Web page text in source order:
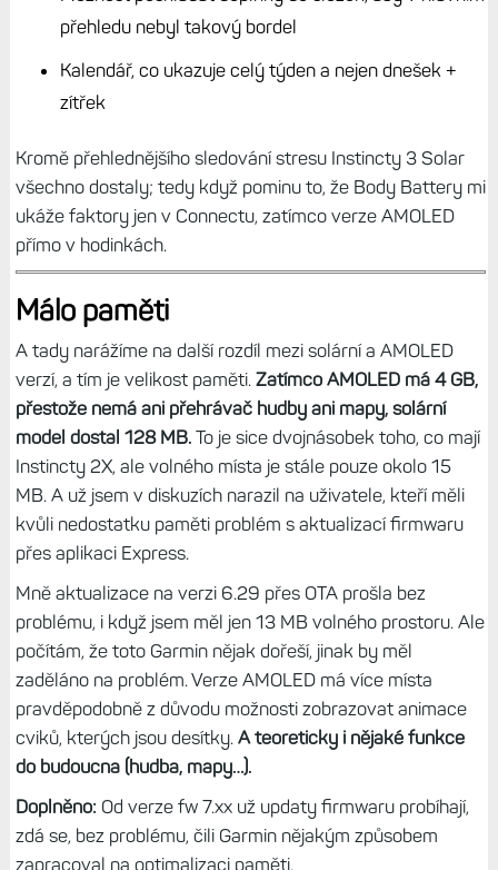
přehledu nebyl takový bordel
Kalendář, co ukazuje celý týden a nejen dnešek +
zítřek
Kromě přehlednějšího sledování stresu Instincty 3 Solar
všechno dostaly; tedy když pominu to, že Body Battery mi
ukáže faktory jen v Connectu, zatímco verze AMOLED
přímo v hodinkách.
Málo paměti
A tady narážíme na další rozdíl mezi solární a AMOLED
verzí, a tím je velikost paměti. Zatímco AMOLED má 4 GB,
přestože nemá ani přehrávač hudby ani mapy, solární
model dostal 128 MB.To je sice dvojnásobek toho, co mají
Instincty 2X, ale volného místa je stále pouze okolo 15
MB. A už jsem v diskuzích narazil na uživatele, kteří měli
kvůli nedostatku paměti problém s aktualizací firmwaru
přes aplikaci Express.
Mně aktualizace na verzi 6.29 přes OTA prošla bez
problému, i když jsem měl jen 13 MB volného prostoru. Ale
počítám, že toto Garmin nějak dořeší, jinak by měl
zaděláno na problém. Verze AMOLED má více místa
pravděpodobně z důvodu možnosti zobrazovat animace
cviků, kterých jsou desítky. A teoreticky i nějaké funkce
do budoucna (hudba, mapy…).
Doplněno: Od verze fw 7.xx už updaty firmwaru probíhají,
zdá se, bez problému, čili Garmin nějakým způsobem
zapracoval na optimalizaci paměti.